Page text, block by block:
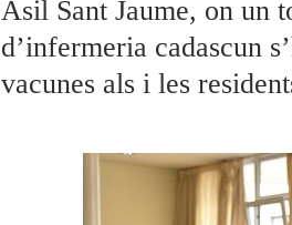
Asil Sant Jaume, on un
d’infermeria cadascun
vacunes als i les